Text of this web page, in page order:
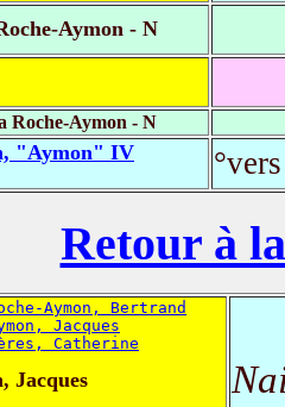
Aymon - N
Roche-Aymon - N
"Aymon" IV
Retour à
Aymon, Bertrand
Jacques
Catherine
Jacques